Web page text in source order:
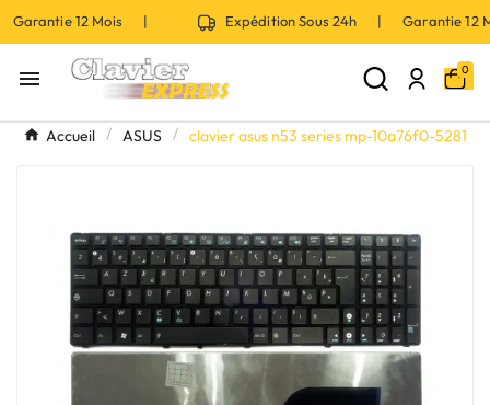
12 Mois | Expédition Sous 24h | Garantie
 0
Accueil ASUS clavier asus n53 series mp-10a76f0-5281